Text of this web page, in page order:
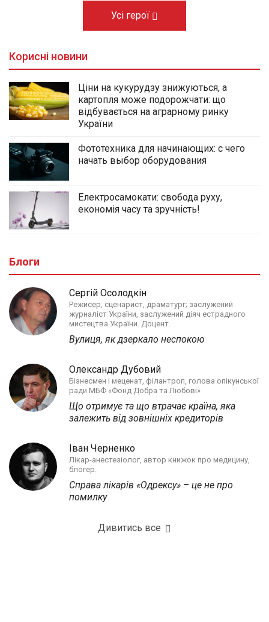
Усі герої
Корисні новини
Ціни на кукурудзу знижуються, а
картопля може подорожчати: що
відбувається на аграрному ринку
України
Фототехника для начинающих: с чего
начать выбор оборудования
Електросамокати: свобода руху,
економія часу та зручність!
Блоги
Сергій Осолодкін
Режисер, сценарист, драматург; заслужений
журналіст України, заслужений діяч естрадного
мистецтва України. Доцент.
Вулиця, як дзеркало неспокою
Олександр Дубовий
Бізнесмен і меценат, філантроп, голова опікунської
ради МБФ «Фонд Добра та Любові»
Що отримує та що втрачає країна, яка
залежить від зовнішніх кредиторів
Іван Черненко
Лікар-анестезіолог, автор книжок про медицину,
блогер.
Справа лікарів «Одрексу» – це не про
помилку
Дивитись все